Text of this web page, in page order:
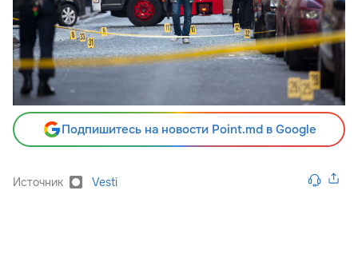
Подпишитесь на новости Point.md в Google
Источник Vesti